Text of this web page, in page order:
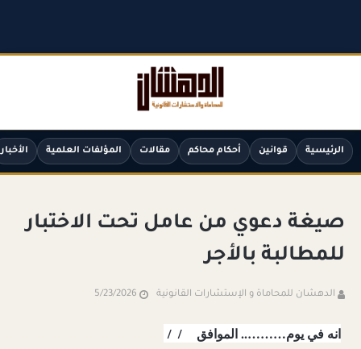
الرئيسية قوانين أحكام محاكم مقالات المؤلفات العلمية الأخبار
صيغة دعوي من عامل تحت الاختبار
للمطالبة بالأجر
الدهشان للمحاماة و الإستشارات القانونية 5/23/2026
انه في يوم……….. الموافق / /